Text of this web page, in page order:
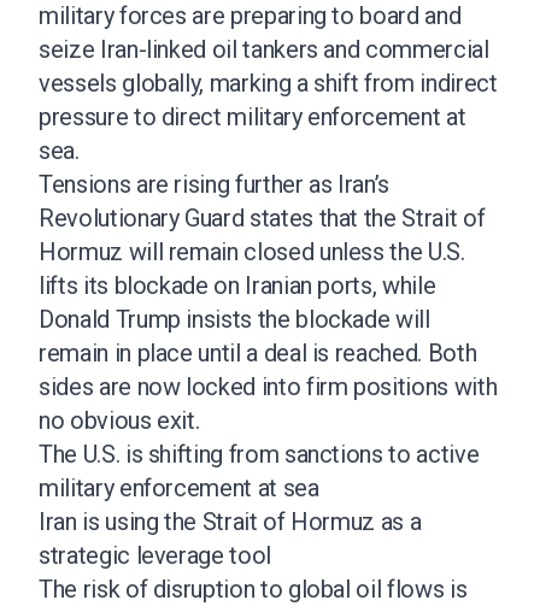
military forces are preparing to board and
seize Iran-linked oil tankers and commercial
vessels globally, marking a shift from indirect
pressure to direct military enforcement at
sea.
Tensions are rising further as Iran’s
Revolutionary Guard states that the Strait of
Hormuz will remain closed unless the U.S.
lifts its blockade on Iranian ports, while
Donald Trump insists the blockade will
remain in place until a deal is reached. Both
sides are now locked into firm positions with
no obvious exit.
The U.S. is shifting from sanctions to active
military enforcement at sea
Iran is using the Strait of Hormuz as a
strategic leverage tool
The risk of disruption to global oil flows is